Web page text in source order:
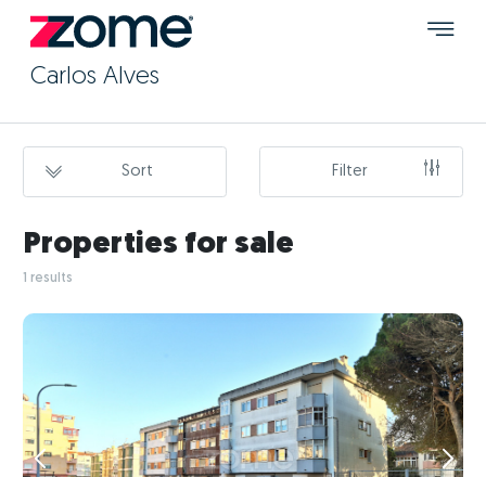
Carlos Alves
Sort Filter
Properties for sale
1 results